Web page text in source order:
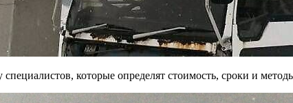
которые определят стоимость, сроки и